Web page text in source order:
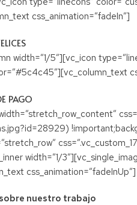
css_animation=”fadeIn”]
width=”1/5″][vc_icon
PAGO
width=”1/
css_animation=”fadeInUp”]
nuestro trabajo